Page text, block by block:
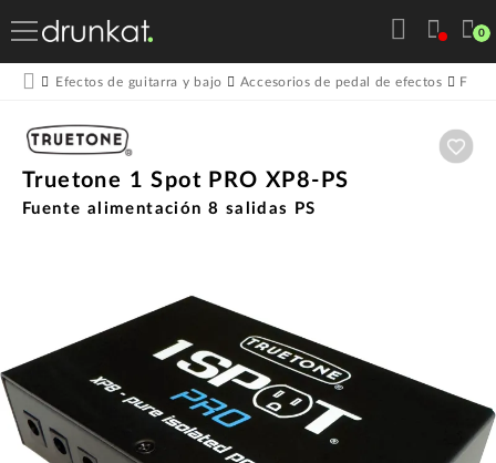
0
Efectos de guitarra y bajo Accesorios de pedal de efectos
Truetone 1 Spot PRO XP8-PS
Fuente alimentación 8 salidas PS